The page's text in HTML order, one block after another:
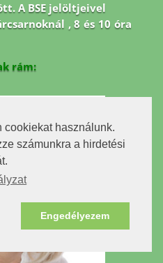
cookiekat használunk.
számunkra a hirdetési
Engedélyezem
A BSE jelöltjeivel
, 8 és 10 óra
rám: